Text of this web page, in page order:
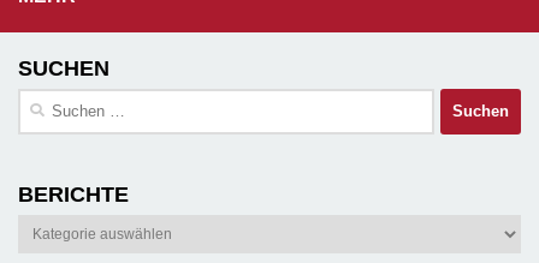
SUCHEN
Suchen
BERICHTE
Berichte